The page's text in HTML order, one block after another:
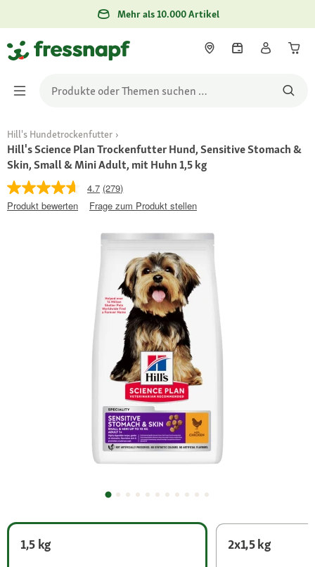
Mehr als 10.000 Artikel
Hill's Hundetrockenfutter
Hill's Science Plan Trockenfutter Hund, Sensitive Stomach &
Skin, Small & Mini Adult, mit Huhn 1,5 kg
4.7 (279)
Produkt bewerten
Frage zum Produkt stellen
1,5 kg
2x1,5 kg